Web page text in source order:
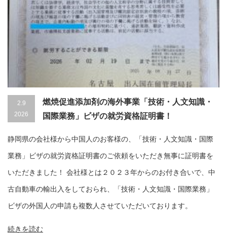
2.9
2026
燃焼促進添加剤の海外事業「技術・人文知識・
国際業務」ビザの就労資格証明書！
静岡県の会社様から中国人のお客様の、「技術・人文知識・国際
業務」ビザの就労資格証明書のご依頼をいただき無事に証明書を
いただきました！ 会社様とは２０２３年からのお付き合いで、中
古自動車の輸出入をしておられ、「技術・人文知識・国際業務」
ビザの外国人の申請も複数人させていただいております。
続きを読む